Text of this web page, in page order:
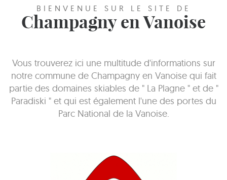
BIENVENUE SUR LE SITE DE
Champagny en Vanoise
Vous trouverez ici une multitude d'informations sur
notre commune de Champagny en Vanoise qui fait
partie des domaines skiables de " La Plagne " et de "
Paradiski " et qui est également l'une des portes du
Parc National de la Vanoise.